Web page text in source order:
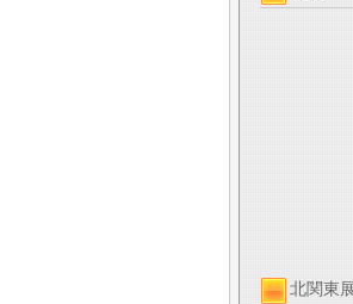
北関東